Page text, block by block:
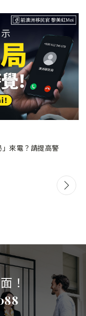
」來電？請提高警
！